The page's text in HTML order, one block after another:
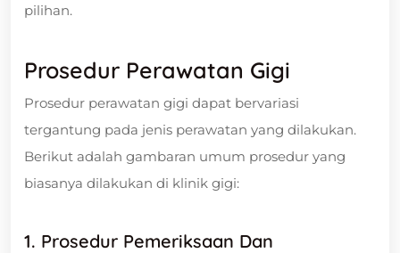
pilihan.
Prosedur Perawatan Gigi
Prosedur perawatan gigi dapat bervariasi
tergantung pada jenis perawatan yang dilakukan.
Berikut adalah gambaran umum prosedur yang
biasanya dilakukan di klinik gigi:
1. Prosedur Pemeriksaan Dan